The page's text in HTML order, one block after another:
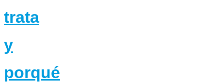
trata
y
porqué